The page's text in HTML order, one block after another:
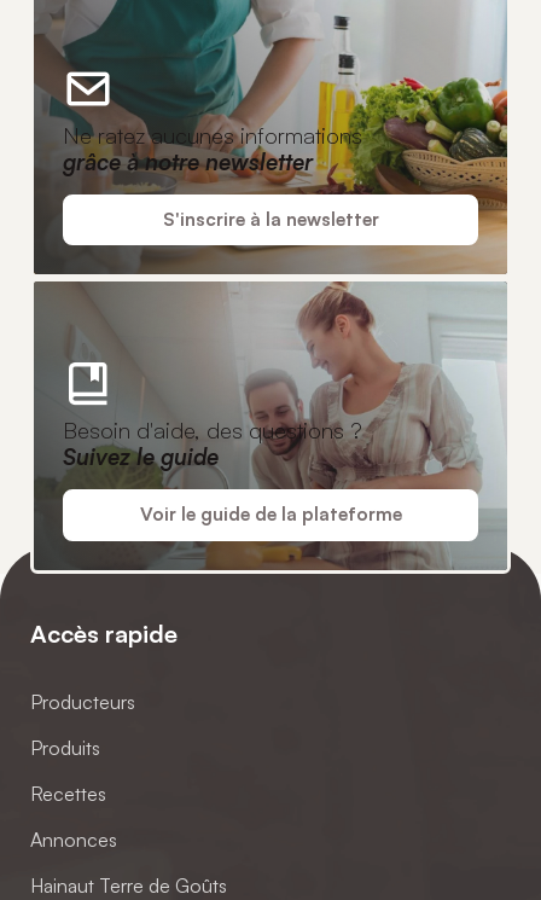
Ne ratez aucunes informations
grâce à notre newsletter
S'inscrire à la newsletter
Besoin d'aide, des questions ?
Suivez le guide
Voir le guide de la plateforme
Accès rapide
Producteurs
Produits
Recettes
Annonces
Hainaut Terre de Goûts